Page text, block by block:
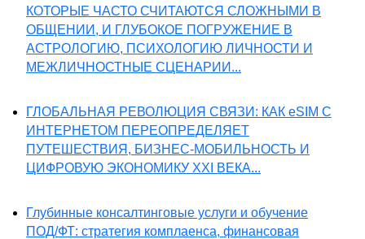
КОТОРЫЕ ЧАСТО СЧИТАЮТСЯ СЛОЖНЫМИ В
ОБЩЕНИИ, И ГЛУБОКОЕ ПОГРУЖЕНИЕ В
АСТРОЛОГИЮ, ПСИХОЛОГИЮ ЛИЧНОСТИ И
МЕЖЛИЧНОСТНЫЕ СЦЕНАРИИ...
ГЛОБАЛЬНАЯ РЕВОЛЮЦИЯ СВЯЗИ: КАК eSIM С
ИНТЕРНЕТОМ ПЕРЕОПРЕДЕЛЯЕТ
ПУТЕШЕСТВИЯ, БИЗНЕС-МОБИЛЬНОСТЬ И
ЦИФРОВУЮ ЭКОНОМИКУ XXI ВЕКА...
Глубинные консалтинговые услуги и обучение
ПОД/ФТ: стратегия комплаенса, финансовая